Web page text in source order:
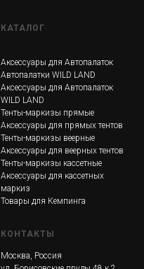
КАТАЛОГ
Аксессуары для Автопалаток
Автопалатки WILD LAND
Аксессуары для Автопалаток
WILD LAND
Тенты-маркизы прямые
Аксессуары для прямых тентов
Тенты-маркизы веерные
Аксессуары для веерных тентов
Тенты-маркизы кассетные
Аксессуары для кассетных
маркиз
Товары для Кемпинга
КОНТАКТЫ
Москва, Россия